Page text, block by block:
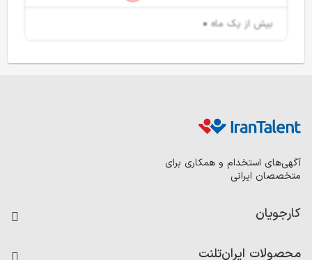
بیش از یک ماه
آگهی‌های استخدام و همکاری برای
متخصصان ایرانی
کارجویان
محصولات ایران‌تلنت